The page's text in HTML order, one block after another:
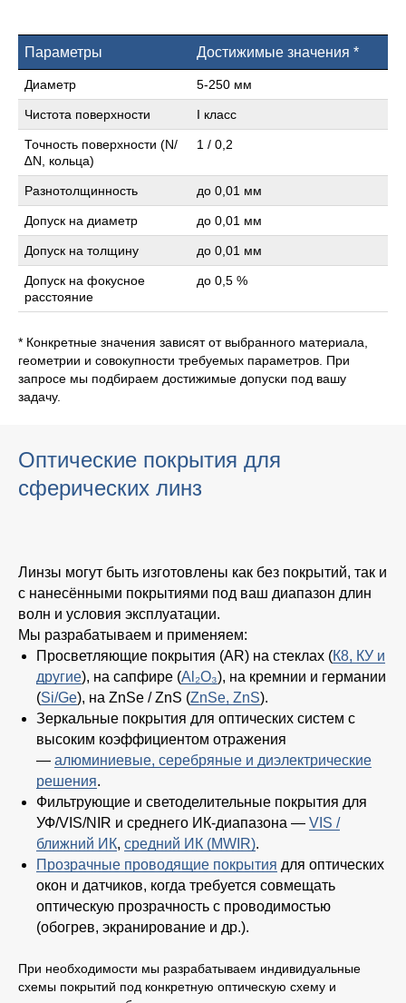
Параметры Достижимые значения *
Диаметр 5-250 мм
Чистота поверхности I класс
Точность поверхности (N/
∆N, кольца)
1 / 0,2
Разнотолщинность до 0,01 мм
Допуск на диаметр до 0,01 мм
Допуск на толщину до 0,01 мм
Допуск на фокусное
расстояние
до 0,5 %
* Конкретные значения зависят от выбранного материала,
геометрии и совокупности требуемых параметров. При
запросе мы подбираем достижимые допуски под вашу
задачу.
Оптические покрытия для
сферических линз
Линзы могут быть изготовлены как без покрытий, так и
с нанесёнными покрытиями под ваш диапазон длин
волн и условия эксплуатации.
Мы разрабатываем и применяем:
Просветляющие покрытия (AR) на стеклах (К8, КУ и
другие), на сапфире (Al₂O₃), на кремнии и германии
(Si/Ge), на ZnSe / ZnS (ZnSe, ZnS).
Зеркальные покрытия для оптических систем с
высоким коэффициентом отражения
— алюминиевые, серебряные и диэлектрические
решения.
Фильтрующие и светоделительные покрытия для
УФ/VIS/NIR и среднего ИК-диапазона — VIS /
ближний ИК, средний ИК (MWIR).
Прозрачные проводящие покрытия для оптических
окон и датчиков, когда требуется совмещать
оптическую прозрачность с проводимостью
(обогрев, экранирование и др.).
При необходимости мы разрабатываем индивидуальные
схемы покрытий под конкретную оптическую схему и